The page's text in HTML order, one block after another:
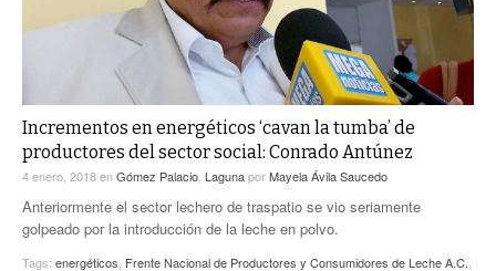
TRAYECTO LAGUNA
A MEDIA MAÑANA
A TODA LEY
TWEETS AND BEATS
LA MEJOR 97.1 ESTÉREO GALLITO
ACTUALIDADES GREM
PULSO
Incrementos en energéticos ‘cavan la tumba’ de
productores del sector social: Conrado Antúnez
4 enero, 2018enGómez Palacio LagunaporMayela Ávila Saucedo
Anteriormente el sector lechero de traspatio se vio seriamente
golpeado por la introducción de la leche en polvo.
Tags: energéticos Frente Nacional de Productores y Consumidores de Leche A.C.